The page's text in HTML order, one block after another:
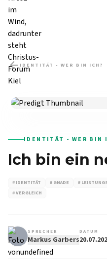
arrow_backIDENTITÄT - WER BIN ICH?
IDENTITÄT - WER BIN
Ich bin ein
# IDENTITÄT # GNADE #
# VERGLEICH
SPRECHER
Markus Garbers
DATUM